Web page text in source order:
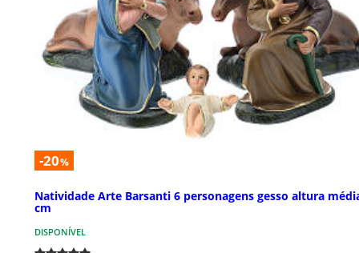
-20%
Natividade Arte Barsanti 6 personagens gesso altura
cm
DISPONÍVEL